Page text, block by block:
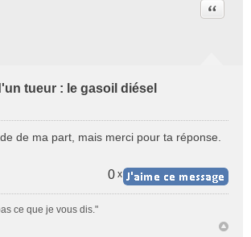
tueur : le gasoil diésel
Citer
de ma part, mais merci pour ta réponse.
0 x
ce que je vous dis."